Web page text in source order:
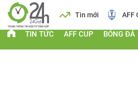
Lịch Tin mới AFF
TIN TỨC AFF CUP BÓNG ĐÁ